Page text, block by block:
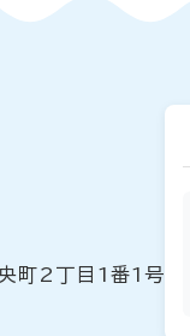
町2丁目1番1号